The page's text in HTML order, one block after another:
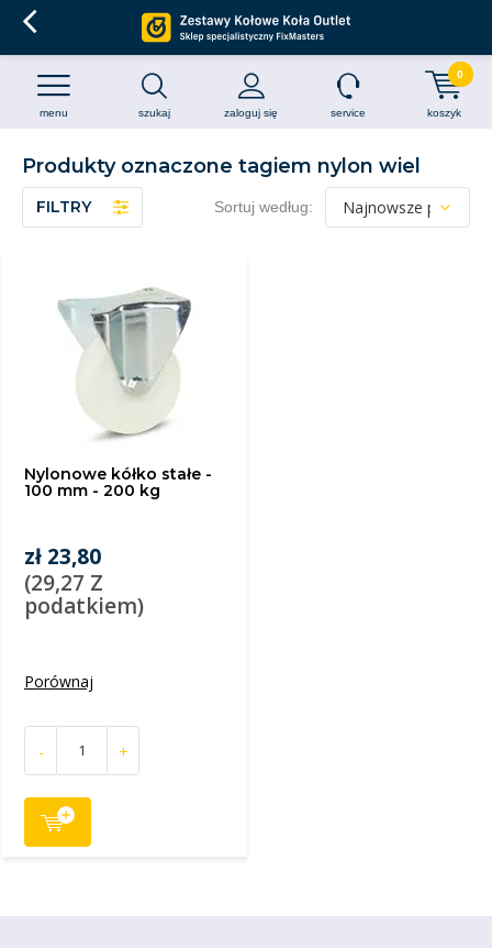
szukaj zaloguj się
menu service koszyk
0
Produkty oznaczone tagiem nylon wiel
FILTRY Sortuj według:
Nylonowe kółko stałe -
100 mm - 200 kg
zł 23,80
(29,27 Z
podatkiem)
Porównaj
- +